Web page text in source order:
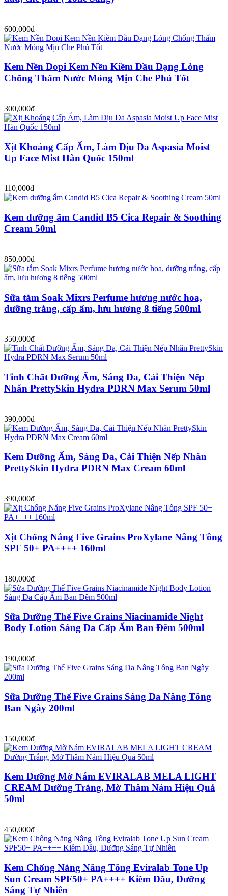
600,000đ
Kem Nền Dopi Kem Nền Kiềm Dầu Dạng Lỏng
Chống Thấm Nước Mỏng Mịn Che Phủ Tốt
300,000đ
Xịt Khoáng Cấp Ẩm, Làm Dịu Da Aspasia Moist
Up Face Mist Hàn Quốc 150ml
110,000đ
Kem dưỡng ẩm Candid B5 Cica Repair & Soothing
Cream 50ml
850,000đ
Sữa tắm Soak Mixrs Perfume hương nước hoa,
dưỡng trắng, cấp ẩm, lưu hương 8 tiếng 500ml
350,000đ
Tinh Chất Dưỡng Ẩm, Sáng Da, Cải Thiện Nếp
Nhăn PrettySkin Hydra PDRN Max Serum 50ml
390,000đ
Kem Dưỡng Ẩm, Sáng Da, Cải Thiện Nếp Nhăn
PrettySkin Hydra PDRN Max Cream 60ml
390,000đ
Xịt Chống Nắng Five Grains ProXylane Nâng Tông
SPF 50+ PA++++ 160ml
180,000đ
Sữa Dưỡng Thể Five Grains Niacinamide Night
Body Lotion Sáng Da Cấp Ẩm Ban Đêm 500ml
190,000đ
Sữa Dưỡng Thể Five Grains Sáng Da Nâng Tông
Ban Ngày 200ml
150,000đ
Kem Dưỡng Mờ Nám EVIRALAB MELA LIGHT
CREAM Dưỡng Trắng, Mờ Thâm Nám Hiệu Quả
50ml
450,000đ
Kem Chống Nắng Nâng Tông Eviralab Tone Up
Sun Cream SPF50+ PA++++ Kiềm Dầu, Dưỡng
Sáng Tự Nhiên